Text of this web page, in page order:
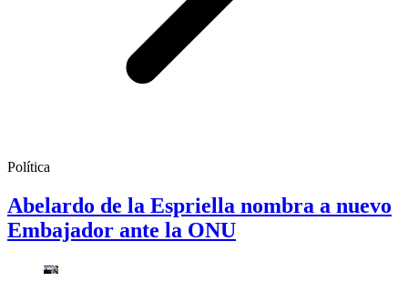
Política
Abelardo de la Espriella nombra a nuevo
Embajador ante la ONU